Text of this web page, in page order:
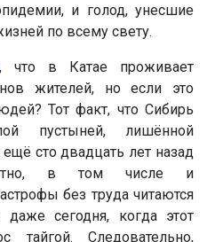
и голод, унесшие
по всему свету.
, что в Катае проживает
жителей, но если это
Тот факт, что Сибирь
пустыней, лишённой
ещё сто двадцать лет назад
в том числе и
без труда читаются
сегодня, когда этот
тайгой. Следовательно,